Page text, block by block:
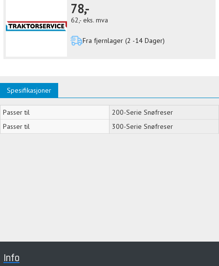
78,-
62,- eks. mva
Fra fjernlager (2 -14 Dager)
Spesifikasjoner
Passer til
200-Serie Snøfreser
Passer til
300-Serie Snøfreser
Info